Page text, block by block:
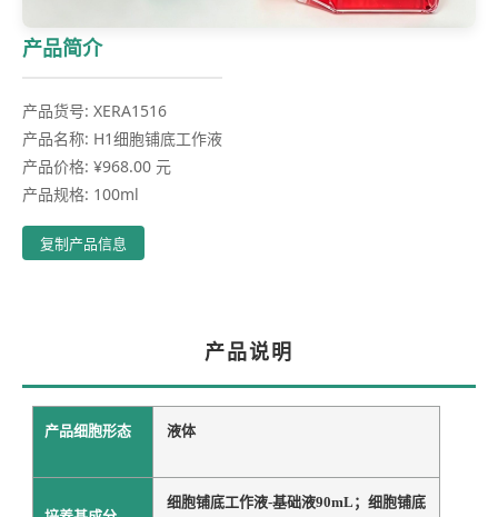
产品简介
产品货号: XERA1516
产品名称: H1细胞铺底工作液
产品价格: ¥968.00 元
产品规格: 100ml
复制产品信息
产品说明
产品细胞形态 液体
细胞铺底工作液-基础液90mL；细胞铺底